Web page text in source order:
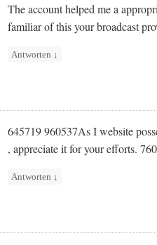
The account helped me a
familiar of this your broadcast
Antworten ↓
645719 960537As I website
, appreciate it for your efforts.
Antworten ↓